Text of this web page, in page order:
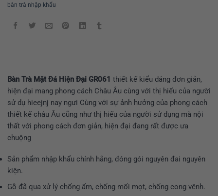
bàn trà nhập khẩu
Bàn Trà Mặt Đá Hiện Đại GR061 thiết kế kiểu dáng đơn giản,
hiện đại mang phong cách Châu Âu cùng với thị hiếu của người
sử dụ hieejnj nay ngưi Cùng với sự ảnh hưởng của phong cách
thiết kế châu Âu cũng như thị hiếu của người sử dụng mà nội
thất với phong cách đơn giản, hiện đại đang rất được ưa
chuộng
Sản phẩm nhập khẩu chính hãng, đóng gói nguyên đai nguyên
kiện.
Gỗ đã qua xử lý chống ẩm, chống mối mọt, chống cong vênh.